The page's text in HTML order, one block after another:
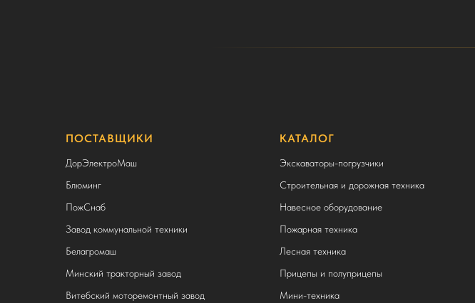
ПОСТАВЩИКИ
ДорЭлектроМаш
Блюминг
ПожСнаб
Завод коммунальной техники
Белагромаш
Минский тракторный завод
Витебский моторемонтный завод
КАТАЛОГ
Экскаваторы-погрузчики
Строительная и дорожная техника
Навесное оборудование
Пожарная техника
Лесная техника
Прицепы и полуприцепы
Мини-техника